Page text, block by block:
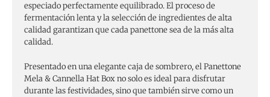
especiado perfectamente equilibrado. El proceso de
fermentación lenta y la selección de ingredientes de alta
calidad garantizan que cada panettone sea de la más alta
calidad.
Presentado en una elegante caja de sombrero, el Panettone
Mela & Cannella Hat Box no solo es ideal para disfrutar
durante las festividades, sino que también sirve como un